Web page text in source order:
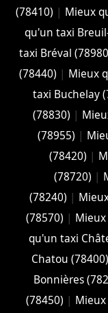
(78410) | Mieux
qu'un taxi
taxi Bréval
(78440) | Mieux
taxi Buchelay
(78830) |
(78955) |
(78420) |
(78720) |
(78240) |
(78570) |
qu'un taxi
Chatou (78400)
Bonnières
(78450) |